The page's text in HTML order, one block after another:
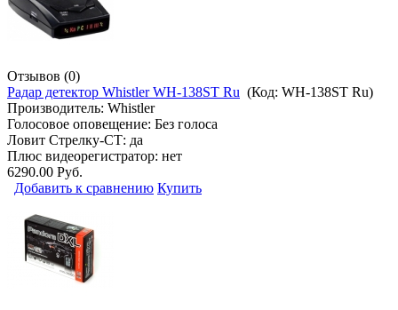
Отзывов (0)
Радар детектор Whistler WH-138ST Ru (Код: WH-138ST Ru)
Производитель: Whistler
Голосовое оповещение: Без голоса
Ловит Стрелку-СТ: да
Плюс видеорегистратор: нет
6290.00 Руб.
Добавить к сравнению Купить